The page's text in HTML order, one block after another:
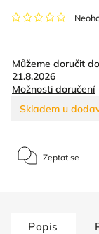
Můžeme doručit
21.8.2026
Možnosti doručení
Skladem u
Zeptat se
Popis